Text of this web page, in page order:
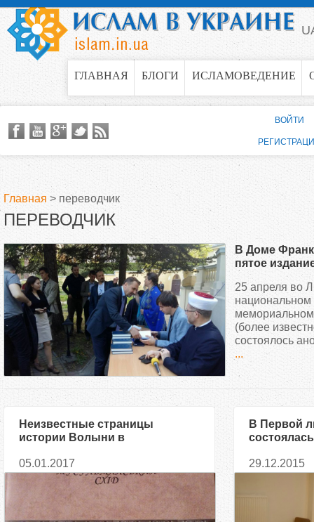
Jump to navigation
ГЛАВНАЯ БЛОГИ ИСЛАМОВЕДЕНИЕ
В
ы
з
д
Главная > переводчик
ПЕРЕВОДЧИК
В Доме
пятое
Корана на
25 апреля во
национальном
(более
состоялось
...
Неизвестные страницы
истории Волыни в
05.01.2017
В Первой
29.12.2015
ВОЙТИ